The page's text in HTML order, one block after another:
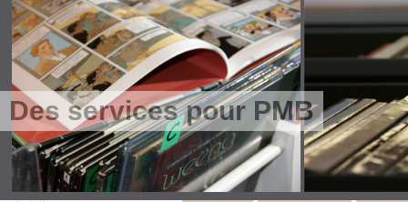
Des services pour PMB